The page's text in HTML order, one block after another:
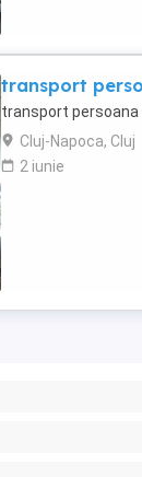
transport
transport persoana
Cluj-Napoca, Cluj
2 iunie